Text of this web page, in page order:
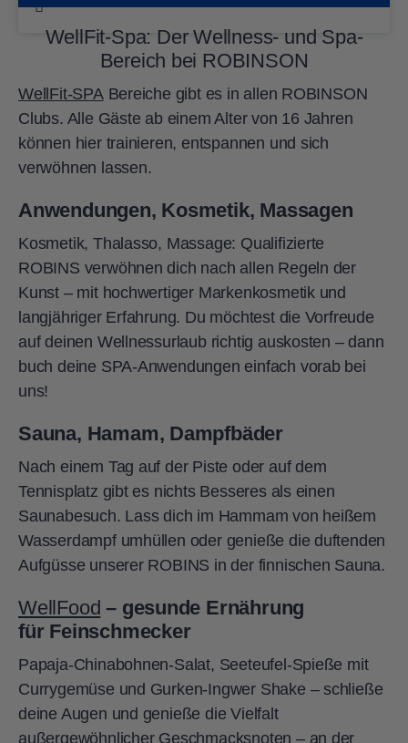
Beratungsgespräch zu Beginn sowie ein
kurzes Nachruhen am Ende der
verkürzt das leider deine Behandlungszeit
und damit deinen Genuss. Auf die
verkürzte Behandlungszeit können wir
keinen Rabatt geben.
bedecken.
die Haut und bereitet sie ideal auf unsere
Behandlungen vor. Das WellFit-Spa ist
ein Ort der Ruhe und Entspannung. Wir
bitten dich, deine elektronischen Geräte
auszuschalten.
WellFit-Spa: Der Wellness- und Spa-
Bereich bei ROBINSON
WellFit-SPABereiche gibt es in allen ROBINSON
Clubs. Alle Gäste ab einem Alter von 16 Jahren
können hier trainieren, entspannen und sich
verwöhnen lassen.
Anwendungen, Kosmetik, Massagen
Kosmetik, Thalasso, Massage: Qualifizierte
ROBINS verwöhnen dich nach allen Regeln der
Kunst – mit hochwertiger Markenkosmetik und
langjähriger Erfahrung. Du möchtest die Vorfreude
auf deinen Wellnessurlaub richtig auskosten – dann
buch deine SPA-Anwendungen einfach vorab bei
uns!
Sauna, Hamam, Dampfbäder
Nach einem Tag auf der Piste oder auf dem
Tennisplatz gibt es nichts Besseres als einen
Saunabesuch. Lass dich im Hammam von heißem
Wasserdampf umhüllen oder genieße die duftenden
Aufgüsse unserer ROBINS in der finnischen Sauna.
WellFood – gesunde Ernährung
für Feinschmecker
Papaja-Chinabohnen-Salat, Seeteufel-Spieße mit
Currygemüse und Gurken-Ingwer Shake – schließe
deine Augen und genieße die Vielfalt
außergewöhnlicher Geschmacksnoten – an der